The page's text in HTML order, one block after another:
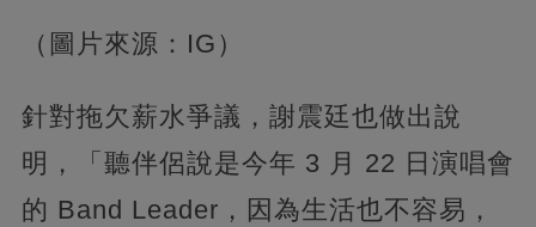
（圖片來源：IG）
針對拖欠薪水爭議，謝震廷也做出說
明，「聽伴侶說是今年 3 月 22 日演唱會
的 Band Leader，因為生活也不容易，